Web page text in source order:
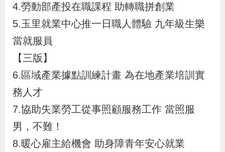
務
業
專
區
線
上
4.勞動部產投在職課程 助轉職拼創業
5.玉里就業中心推一日職人體驗 九年級生樂
當就服員
【三版】
6.區域產業據點訓練計畫 為在地產業培訓實
務人才
7.協助失業勞工從事照顧服務工作 當照服
男，不難！
8.暖心雇主給機會 助身障青年安心就業